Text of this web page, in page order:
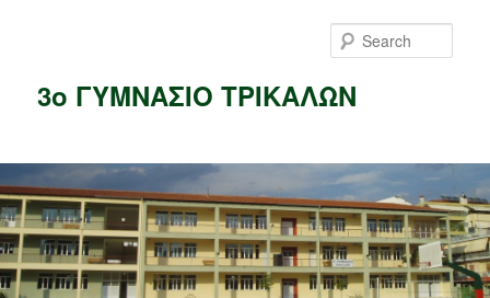
3ο ΓΥΜΝΑΣΙΟ ΤΡΙΚΑΛΩΝ